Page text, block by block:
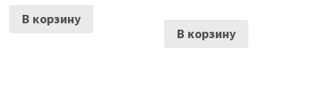
В корзину
В корзину